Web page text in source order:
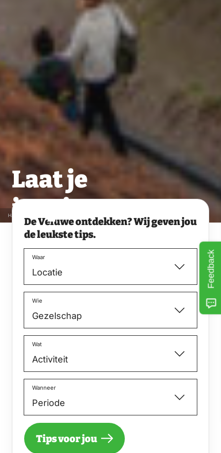
Laat je
inspireren
Hattem © Jurjen Drenth
De Veluwe ontdekken? Wij geven jou
de leukste tips.
Waar
Wie
Wat
Wanneer
Tips voor jou
Feedback